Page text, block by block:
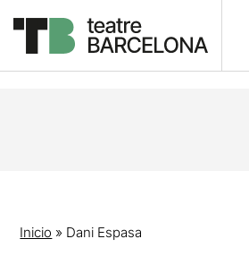
Inicio » Dani Espasa